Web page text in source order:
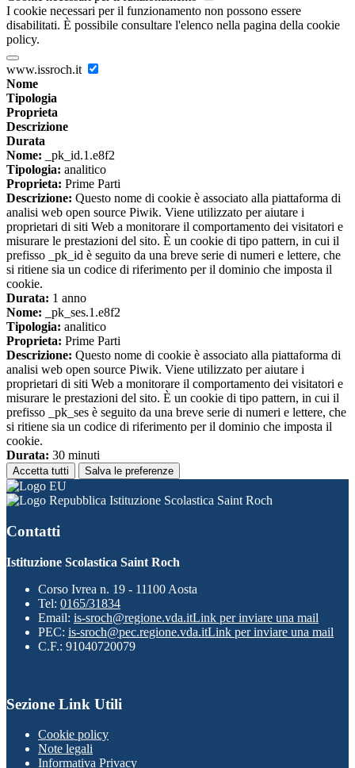
I cookie necessari per il funzionamento non possono essere
disabilitati. È possibile consultare l'elenco nella pagina della cookie
policy.
www.issroch.it
Nome
Tipologia
Proprieta
Descrizione
Durata
Nome: _pk_id.1.e8f2
Tipologia: analitico
Proprieta: Prime Parti
Descrizione: Questo nome di cookie è associato alla piattaforma di
analisi web open source Piwik. Viene utilizzato per aiutare i
proprietari di siti Web a monitorare il comportamento dei visitatori e
misurare le prestazioni del sito. È un cookie di tipo pattern, in cui il
prefisso _pk_id è seguito da una breve serie di numeri e lettere, che
si ritiene sia un codice di riferimento per il dominio che imposta il
cookie.
Durata: 1 anno
Nome: _pk_ses.1.e8f2
Tipologia: analitico
Proprieta: Prime Parti
Descrizione: Questo nome di cookie è associato alla piattaforma di
analisi web open source Piwik. Viene utilizzato per aiutare i
proprietari di siti Web a monitorare il comportamento dei visitatori e
misurare le prestazioni del sito. È un cookie di tipo pattern, in cui il
prefisso _pk_ses è seguito da una breve serie di numeri e lettere, che
si ritiene sia un codice di riferimento per il dominio che imposta il
cookie.
Durata: 30 minuti
Accetta tutti Salva le preferenze
Istituzione Scolastica Saint Roch
Contatti
Istituzione Scolastica Saint Roch
Corso Ivrea n. 19 - 11100 Aosta
Tel: 0165/31834
Email: is-sroch@regione.vda.itLink per inviare una mail
PEC: is-sroch@pec.regione.vda.itLink per inviare una mail
C.F.: 91040720079
Sezione Link Utili
Cookie policy
Note legali
Informativa Privacy